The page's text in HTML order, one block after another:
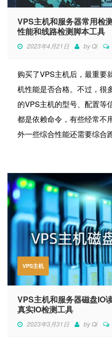
VPS主机和服务器常用检
性能和线路检测脚本工具
2023年4月21日 byQi
购买了VPS主机后，最重要
机性能是否合格。不过，很
的VPS主机的型号、配置等
都是依赖命令，有些经常不
外一些综合性能还需要综
VPS主机
VPS主机和服务器磁盘IO
真实IO检测工具
2023年3月31日 byQi